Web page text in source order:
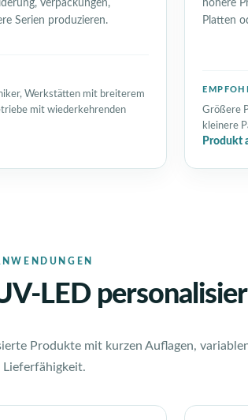
Verpackungen,
Serien produzieren.
Werkstätten mit breiterem
mit wiederkehrenden
höhere
Platten
Größere
kleinere
Produkt
LED
Produkte mit kurzen Auflagen,
Lieferfähigkeit.